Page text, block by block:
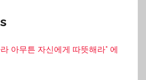
아무튼 자신에게 따뜻해라" 에